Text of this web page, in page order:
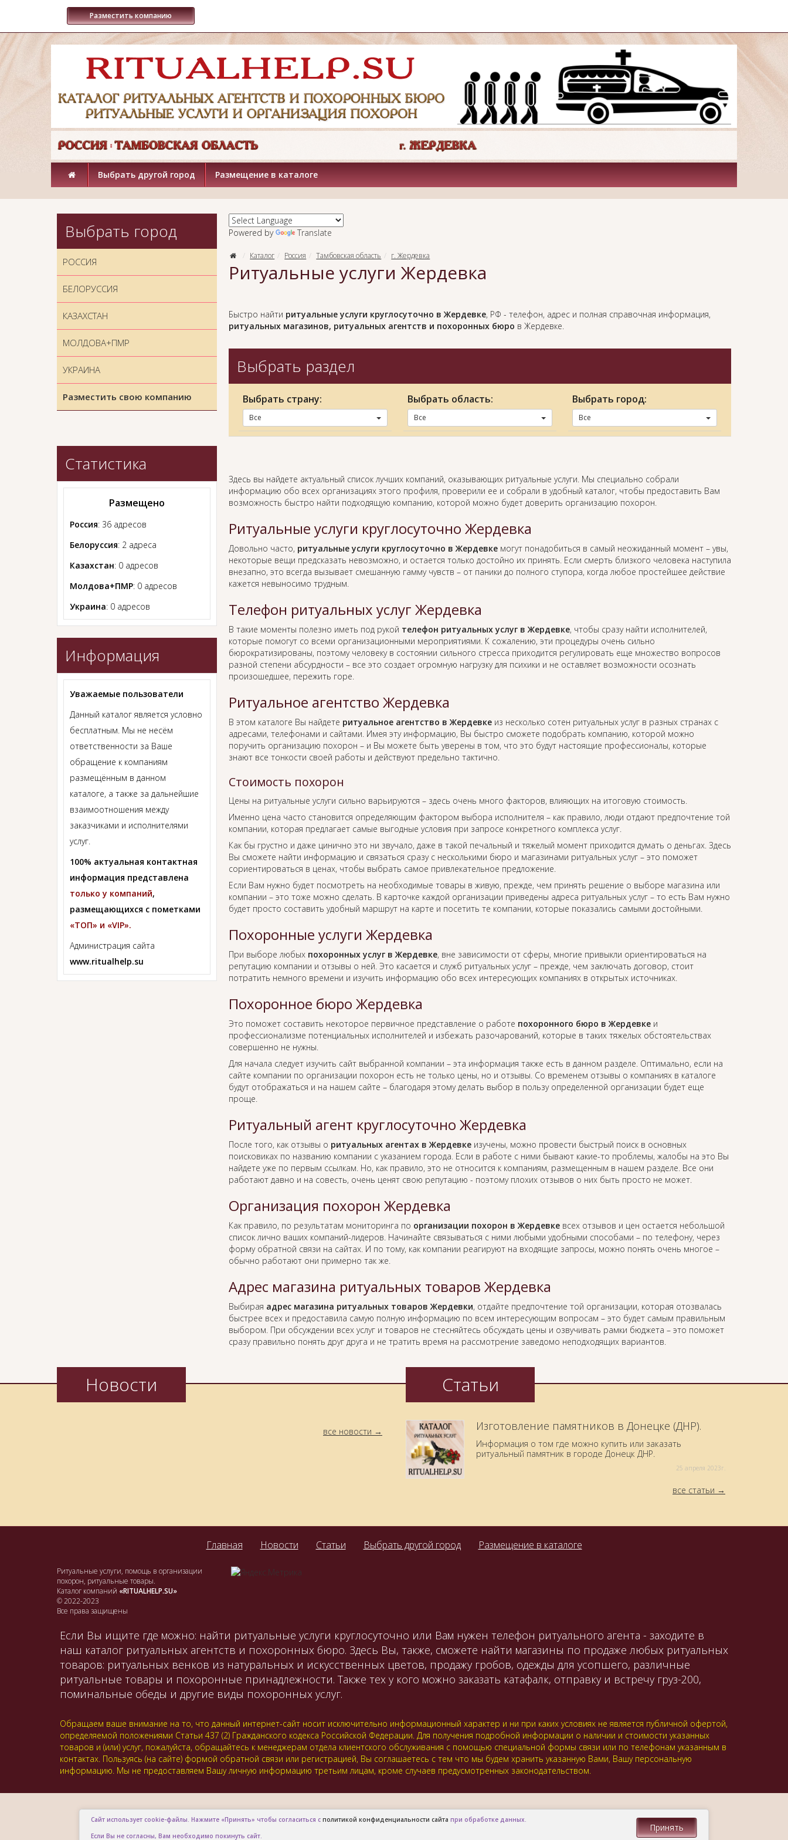
Разместить компанию
Выбрать другой город Размещение в каталоге
Powered by Translate
Каталог Россия Тамбовская область г. Жердевка
Ритуальные услуги Жердевка
Быстро найти ритуальные услуги круглосуточно в Жердевке, РФ - телефон, адрес и полная справочная информация,
ритуальных магазинов, ритуальных агентств и похоронных бюро в Жердевке.
Выбрать раздел
Выбрать страну:
Все
Выбрать область:
Все
Выбрать город:
Все
Здесь вы найдете актуальный список лучших компаний, оказывающих ритуальные услуги. Мы специально собрали
информацию обо всех организациях этого профиля, проверили ее и собрали в удобный каталог, чтобы предоставить Вам
возможность быстро найти подходящую компанию, которой можно будет доверить организацию похорон.
Ритуальные услуги круглосуточно Жердевка
Довольно часто, ритуальные услуги круглосуточно в Жердевкемогут понадобиться в самый неожиданный момент – увы,
некоторые вещи предсказать невозможно, и остается только достойно их принять. Если смерть близкого человека наступила
внезапно, это всегда вызывает смешанную гамму чувств – от паники до полного ступора, когда любое простейшее действие
кажется невыносимо трудным.
Телефон ритуальных услуг Жердевка
В такие моменты полезно иметь под рукой телефон ритуальных услуг в Жердевке, чтобы сразу найти исполнителей,
которые помогут со всеми организационными мероприятиями. К сожалению, эти процедуры очень сильно
бюрократизированы, поэтому человеку в состоянии сильного стресса приходится регулировать еще множество вопросов
разной степени абсурдности – все это создает огромную нагрузку для психики и не оставляет возможности осознать
произошедшее, пережить горе.
Ритуальное агентство Жердевка
В этом каталоге Вы найдете ритуальное агентство в Жердевкеиз несколько сотен ритуальных услуг в разных странах с
адресами, телефонами и сайтами. Имея эту информацию, Вы быстро сможете подобрать компанию, которой можно
поручить организацию похорон – и Вы можете быть уверены в том, что это будут настоящие профессионалы, которые
знают все тонкости своей работы и действуют предельно тактично.
Стоимость похорон
Цены на ритуальные услуги сильно варьируются – здесь очень много факторов, влияющих на итоговую стоимость.
Именно цена часто становится определяющим фактором выбора исполнителя – как правило, люди отдают предпочтение той
компании, которая предлагает самые выгодные условия при запросе конкретного комплекса услуг.
Как бы грустно и даже цинично это ни звучало, даже в такой печальный и тяжелый момент приходится думать о деньгах. Здесь
Вы сможете найти информацию и связаться сразу с несколькими бюро и магазинами ритуальных услуг – это поможет
сориентироваться в ценах, чтобы выбрать самое привлекательное предложение.
Если Вам нужно будет посмотреть на необходимые товары в живую, прежде, чем принять решение о выборе магазина или
компании – это тоже можно сделать. В карточке каждой организации приведены адреса ритуальных услуг – то есть Вам нужно
будет просто составить удобный маршрут на карте и посетить те компании, которые показались самыми достойными.
Похоронные услуги Жердевка
При выборе любых похоронных услуг в Жердевке, вне зависимости от сферы, многие привыкли ориентироваться на
репутацию компании и отзывы о ней. Это касается и служб ритуальных услуг – прежде, чем заключать договор, стоит
потратить немного времени и изучить информацию обо всех интересующих компаниях в открытых источниках.
Похоронное бюро Жердевка
Это поможет составить некоторое первичное представление о работе похоронного бюро в Жердевкеи
профессионализме потенциальных исполнителей и избежать разочарований, которые в таких тяжелых обстоятельствах
совершенно не нужны.
Для начала следует изучить сайт выбранной компании – эта информация также есть в данном разделе. Оптимально, если на
сайте компании по организации похорон есть не только цены, но и отзывы. Со временем отзывы о компаниях в каталоге
будут отображаться и на нашем сайте – благодаря этому делать выбор в пользу определенной организации будет еще
проще.
Ритуальный агент круглосуточно Жердевка
После того, как отзывы о ритуальных агентах в Жердевкеизучены, можно провести быстрый поиск в основных
поисковиках по названию компании с указанием города. Если в работе с ними бывают какие-то проблемы, жалобы на это Вы
найдете уже по первым ссылкам. Но, как правило, это не относится к компаниям, размещенным в нашем разделе. Все они
работают давно и на совесть, очень ценят свою репутацию - поэтому плохих отзывов о них быть просто не может.
Организация похорон Жердевка
Как правило, по результатам мониторинга по организации похорон в Жердевкевсех отзывов и цен остается небольшой
список лично ваших компаний-лидеров. Начинайте связываться с ними любыми удобными способами – по телефону, через
форму обратной связи на сайтах. И по тому, как компании реагируют на входящие запросы, можно понять очень многое –
обычно работают они примерно так же.
Адрес магазина ритуальных товаров Жердевка
Выбирая адрес магазина ритуальных товаров Жердевки, отдайте предпочтение той организации, которая отозвалась
быстрее всех и предоставила самую полную информацию по всем интересующим вопросам – это будет самым правильным
выбором. При обсуждении всех услуг и товаров не стесняйтесь обсуждать цены и озвучивать рамки бюджета – это поможет
сразу правильно понять друг друга и не тратить время на рассмотрение заведомо неподходящих вариантов.
Выбрать город
РОССИЯ
БЕЛОРУССИЯ
КАЗАХСТАН
МОЛДОВА+ПМР
УКРАИНА
Разместить свою компанию
Статистика
Размещено
Россия: 36 адресов
Белоруссия: 2 адреса
Казахстан: 0 адресов
Молдова+ПМР: 0 адресов
Украина: 0 адресов
Информация
Уважаемые пользователи
Данный каталог является условно
бесплатным. Мы не несём
ответственности за Ваше
обращение к компаниям
размещённым в данном
каталоге, а также за дальнейшие
взаимоотношения между
заказчиками и исполнителями
услуг.
100% актуальная контактная
информация представлена
только у компаний,
размещающихся с пометками
«ТОП» и «VIP».
Администрация сайта
www.ritualhelp.su
Новости
все новости
Статьи
Изготовление памятников в Донецке (ДНР).
Информация о том где можно купить или заказать
ритуальный памятник в городе Донецк ДНР.
25 aпреля 2023г.
все статьи
Главная Новости Статьи Выбрать другой город Размещение в каталоге
Ритуальные услуги, помощь в организации
похорон, ритуальные товары.
Каталог компаний «RITUALHELP.SU»
© 2022-2023
Все права защищены
Если Вы ищите где можно: найти ритуальные услуги круглосуточно или Вам нужен телефон ритуального агента - заходите в
наш каталог ритуальных агентств и похоронных бюро. Здесь Вы, также, сможете найти магазины по продаже любых ритуальных
товаров: ритуальных венков из натуральных и искусственных цветов, продажу гробов, одежды для усопшего, различные
ритуальные товары и похоронные принадлежности. Также тех у кого можно заказать катафалк, отправку и встречу груз-200,
поминальные обеды и другие виды похоронных услуг.
Обращаем ваше внимание на то, что данный интернет-сайт носит исключительно информационный характер и ни при каких условиях не является публичной офертой,
определяемой положениями Статьи 437 (2) Гражданского кодекса Российской Федерации. Для получения подробной информации о наличии и стоимости указанных
товаров и (или) услуг, пожалуйста, обращайтесь к менеджерам отдела клиентского обслуживания с помощью специальной формы связи или по телефонам указанным в
контактах. Пользуясь (на сайте) формой обратной связи или регистрацией, Вы соглашаетесь с тем что мы будем хранить указанную Вами, Вашу персональную
информацию. Мы не предоставляем Вашу личную информацию третьим лицам, кроме случаев предусмотренных законодательством.
Сайт использует cookie-файлы. Нажмите «Принять» чтобы согласиться сполитикой конфиденциальности сайта при обработке данных.
Если Вы не согласны, Вам необходимо покинуть сайт.
Принять